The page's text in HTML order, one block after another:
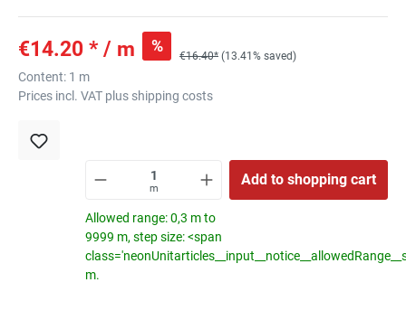
€14.20 * / m %
€16.40* (13.41% saved)
Content: 1 m
Prices incl. VAT plus shipping costs
m
Add to shopping cart
Allowed range: 0,3 m to
9999 m, step size: <span
m.